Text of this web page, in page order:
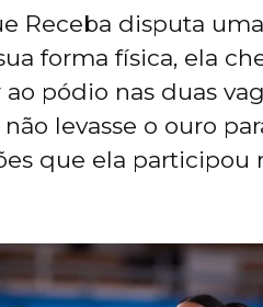
Receba disputa
forma física, ela
pódio nas duas
levasse o ouro
que ela